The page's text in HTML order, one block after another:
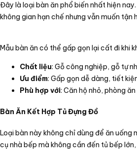
Đây là loại bàn ăn phổ biến nhất hiện
không gian hạn chế nhưng vẫn muốn tận
Mẫu bàn ăn có thể gấp gọn lại cất đi khi
Chất liệu: Gỗ công nghiệp, gỗ tự
Ưu điểm: Gấp gọn dễ dàng, tiết
Phù hợp với: Căn hộ nhỏ, phòng
Bàn Ăn Kết Hợp Tủ Đựng Đồ
Loại bàn này không chỉ dùng để ăn
cụ nhà bếp mà không cần đến tủ bếp